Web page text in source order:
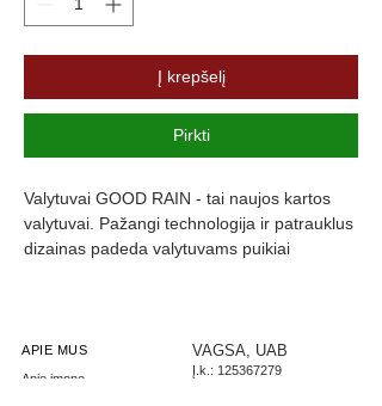
Į krepšelį
Pirkti
Valytuvai GOOD RAIN - tai naujos kartos
valytuvai. Pažangi technologija ir patrauklus
dizainas padeda valytuvams puikiai
triukšmą ir užtikrina komfortą.
APIE MUS
Apie įmonę
VAGSA, UAB
Į.k.: 125367279